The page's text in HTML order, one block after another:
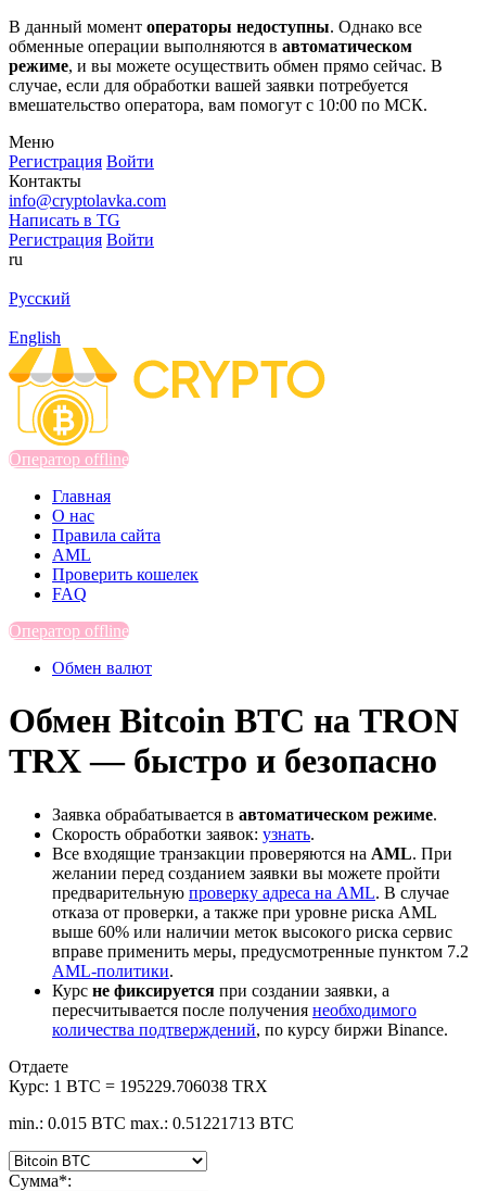
В данный момент операторы недоступны. Однако все
обменные операции выполняются в автоматическом
режиме, и вы можете осуществить обмен прямо сейчас. В
случае, если для обработки вашей заявки потребуется
вмешательство оператора, вам помогут с 10:00 по МСК.
Меню
Регистрация Войти
Контакты
info@cryptolavka.com
Написать в TG
Регистрация Войти
ru
Русский
English
Оператор offline
Главная
О нас
Правила сайта
AML
Проверить кошелек
FAQ
Оператор offline
Обмен валют
Обмен Bitcoin BTC на TRON
TRX — быстро и безопасно
Заявка обрабатывается в автоматическом режиме.
Скорость обработки заявок: узнать.
Все входящие транзакции проверяются на AML. При
желании перед созданием заявки вы можете пройти
предварительную проверку адреса на AML. В случае
отказа от проверки, а также при уровне риска AML
выше 60% или наличии меток высокого риска сервис
вправе применить меры, предусмотренные пунктом 7.2
AML-политики.
Курс не фиксируется при создании заявки, а
пересчитывается после получения необходимого
количества подтверждений, по курсу биржи Binance.
Отдаете
Курс: 1 BTC = 195229.706038 TRX
min.: 0.015 BTC max.: 0.51221713 BTC
Сумма*: